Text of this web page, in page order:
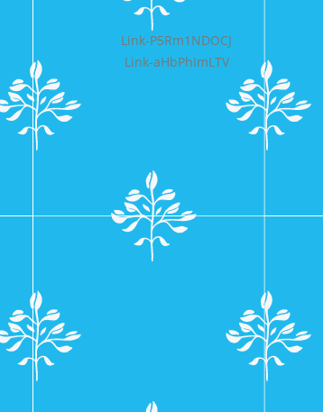
Bericht
navigatie
Link-P5Rm1NDOCJ
Link-aHbPhImLTV